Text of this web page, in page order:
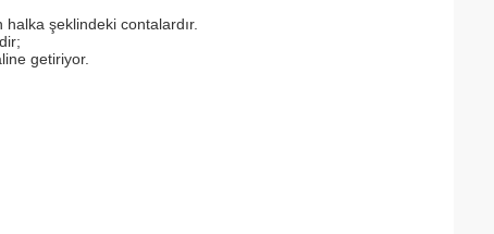
şeklindeki contalardır.
getiriyor.